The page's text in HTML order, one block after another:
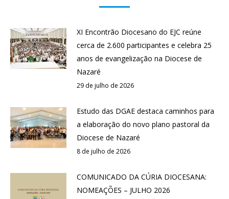
XI Encontrão Diocesano do EJC reúne
cerca de 2.600 participantes e celebra 25
anos de evangelização na Diocese de
Nazaré
29 de julho de 2026
Estudo das DGAE destaca caminhos para
a elaboração do novo plano pastoral da
Diocese de Nazaré
8 de julho de 2026
COMUNICADO DA CÚRIA DIOCESANA:
NOMEAÇÕES – JULHO 2026